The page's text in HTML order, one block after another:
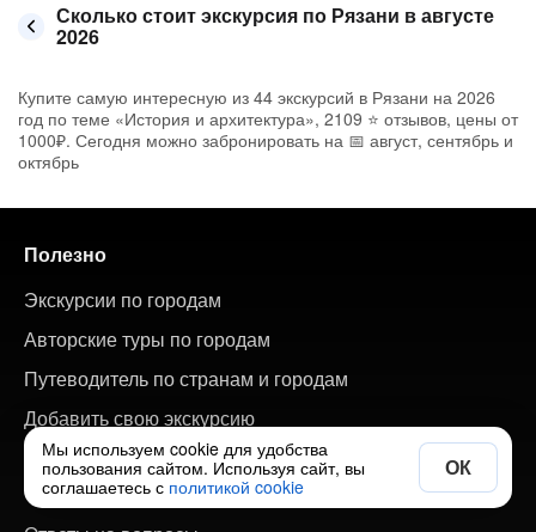
Сколько стоит экскурсия по Рязани в августе
2026
Купите самую интересную из 44 экскурсий в Рязани на 2026
год по теме «История и архитектура», 2109 ⭐ отзывов, цены от
1000₽. Сегодня можно забронировать на 📅 август, сентябрь и
октябрь
Полезно
Экскурсии по городам
Авторские туры по городам
Путеводитель по странам и городам
Добавить свою экскурсию
О сайте
Мы используем cookie для удобства
пользования сайтом. Используя сайт, вы
соглашаетесь с политикой cookie
ОК